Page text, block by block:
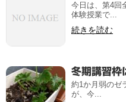
今日は、第4回
体験授業で...
続きを読む
冬期講習枠
約1か月弱のゼ
が、今...